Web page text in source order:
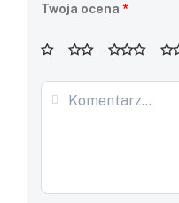
Twoja ocena *